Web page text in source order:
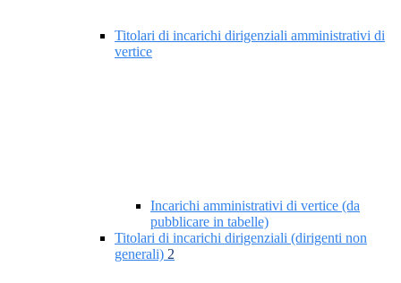
Titolari di incarichi dirigenziali amministrativi di
vertice
Incarichi amministrativi di vertice (da
pubblicare in tabelle)
Titolari di incarichi dirigenziali (dirigenti non
generali) 2